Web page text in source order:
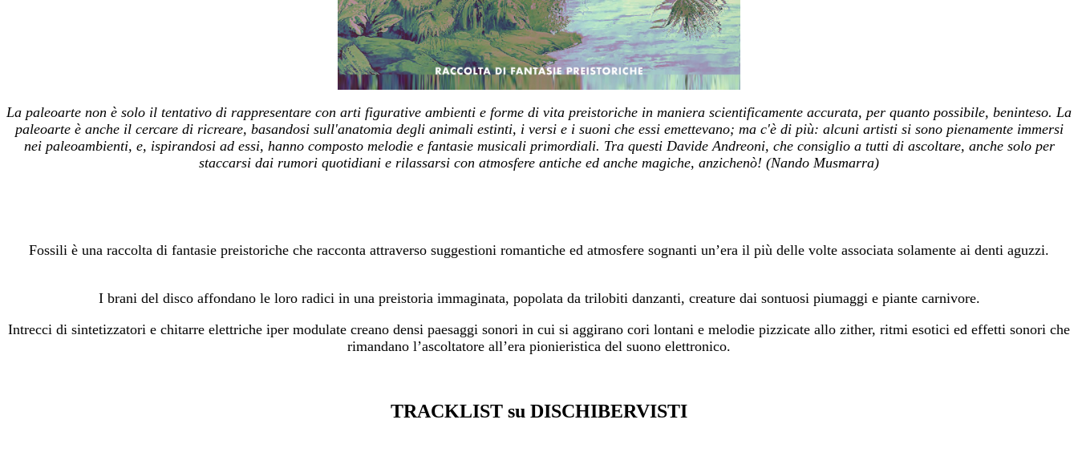
La paleoarte non è solo il tentativo di rappresentare con arti figurative ambienti e forme di vita preistoriche in maniera scientificamente accurata, per quanto possibile, beninteso. La
paleoarte è anche il cercare di ricreare, basandosi sull'anatomia degli animali estinti, i versi e i suoni che essi emettevano; ma c'è di più: alcuni artisti si sono pienamente immersi
nei paleoambienti, e, ispirandosi ad essi, hanno composto melodie e fantasie musicali primordiali. Tra questi Davide Andreoni, che consiglio a tutti di ascoltare, anche solo per
staccarsi dai rumori quotidiani e rilassarsi con atmosfere antiche ed anche magiche, anzichenò! (Nando Musmarra)
Fossili è una raccolta di fantasie preistoriche che racconta attraverso suggestioni romantiche ed atmosfere sognanti un’era il più delle volte associata solamente ai denti aguzzi.
I brani del disco affondano le loro radici in una preistoria immaginata, popolata da trilobiti danzanti, creature dai sontuosi piumaggi e piante carnivore.
Intrecci di sintetizzatori e chitarre elettriche iper modulate creano densi paesaggi sonori in cui si aggirano cori lontani e melodie pizzicate allo zither, ritmi esotici ed effetti sonori che
rimandano l’ascoltatore all’era pionieristica del suono elettronico.
TRACKLIST su DISCHIBERVISTI